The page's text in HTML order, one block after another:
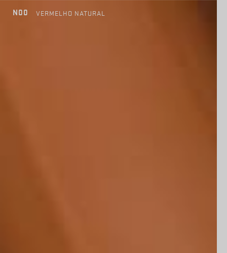
N00 VERMELHO NATURAL